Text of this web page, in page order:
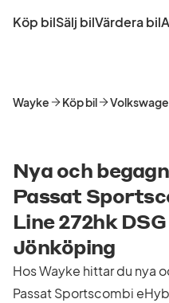
tillKöp bilSälj bilVärdera bil
Wayke Köp bil
Nya och
Passat
Line 272hk
Jönköping
Hos Wayke hittar du nya
Passat Sportscombi